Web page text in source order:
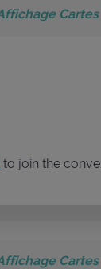
to join the